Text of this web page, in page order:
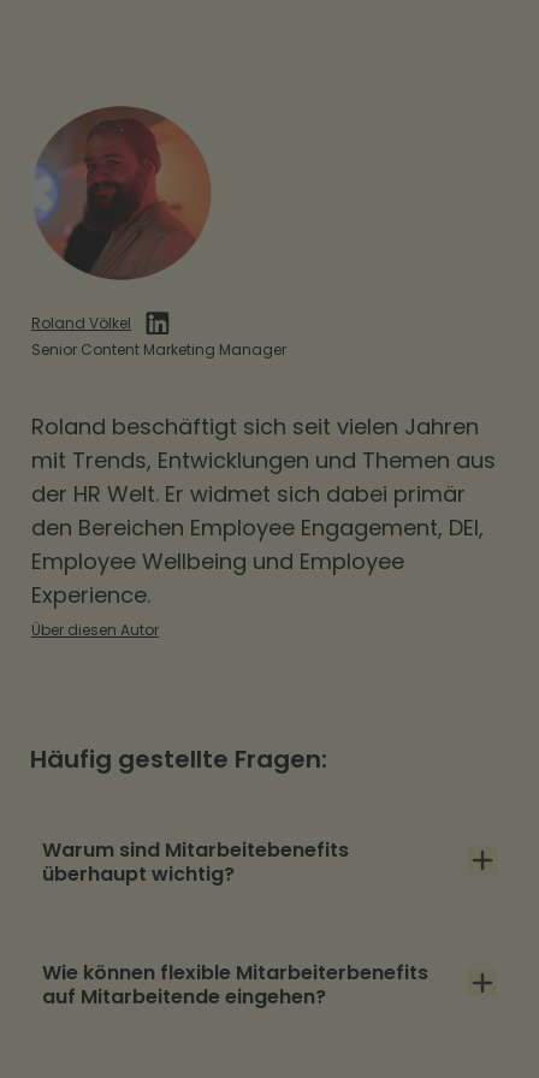
Roland Völkel
Senior Content Marketing Manager
Roland beschäftigt sich seit vielen Jahren
mit Trends, Entwicklungen und Themen aus
der HR Welt. Er widmet sich dabei primär
den Bereichen Employee Engagement, DEI,
Employee Wellbeing und Employee
Experience.
Über diesen Autor
Häufig gestellte Fragen:
Warum sind Mitarbeitebenefits
überhaupt wichtig?
motivierten Mitarbeitenden ab. Durch
demografischen Wandel und
Wie können flexible Mitarbeiterbenefits
auf Mitarbeitende eingehen?